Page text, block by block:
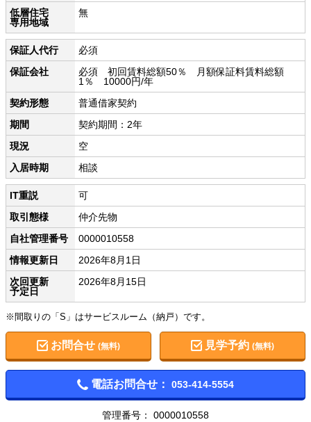
低層住宅
専用地域
無
保証人代行
必須
保証会社
必須 初回賃料総額50％ 月額保証料賃料総額
1％ 10000円/年
契約形態
普通借家契約
期間
契約期間：2年
現況
空
入居時期
相談
IT重説
可
取引態様
仲介先物
自社管理番号
0000010558
情報更新日
2026年8月1日
次回更新
予定日
2026年8月15日
※間取りの「S」はサービスルーム（納戸）です。
お問合せ (無料) 見学予約(無料)
電話お問合せ： 053-414-5554
管理番号： 0000010558